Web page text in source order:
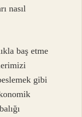
nasıl
baş etme
gibi